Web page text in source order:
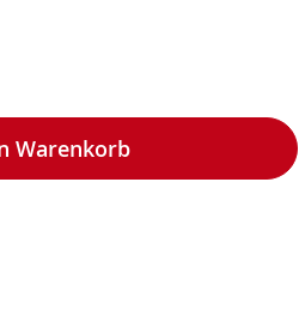
Warenkorb